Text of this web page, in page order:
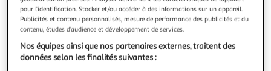
d'une batterie externe de 20 000 mAh à 3.7V (ou 14 800
mAh à 5V), idéale pour recharger vos appareils plusieurs
fois. Le + Hau
Vendu parBoulanger
Livr. ou retrait dès 3/4 jours
Livraison et retrait offerts
Plus d'options
pour l’identification. Stocker et/ou accéder à des informations sur un appareil.
Publicités et contenu personnalisés, mesure de performance des publicités et du
contenu, études d’audience et développement de services.
Nos équipes ainsi que nos partenaires externes, traitent des
données selon les finalités suivantes :